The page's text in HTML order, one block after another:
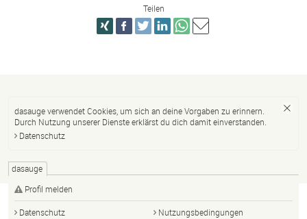
Teilen
dasauge verwendet Cookies, um sich an deine Vorgaben zu erinnern.
Durch Nutzung unserer Dienste erklärst du dich damit einverstanden.
Datenschutz
dasauge
Profil melden
Datenschutz
Nutzungsbedingungen